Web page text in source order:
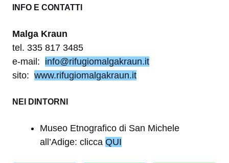
INFO E CONTATTI
Malga Kraun
tel. 335 817 3485
e-mail: info@rifugiomalgakraun.it
sito: www.rifugiomalgakraun.it
NEI DINTORNI
Museo Etnografico di San Michele
all’Adige: clicca QUI